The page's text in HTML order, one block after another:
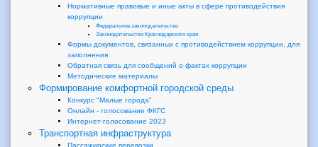
Нормативные правовые и иные акты в сфере противодействия
коррупции
Федеральное законодательство
Законодательство Краснодарского края
Формы документов, связанных с противодействием коррупции, для
заполнения
Обратная связь для сообщений о фактах коррупции
Методические материалы
Формирование комфортной городской среды
Конкурс "Малые города"
Онлайн - голосование ФКГС
Интернет-голосование 2023
Транспортная инфраструктура
Пассажирские перевозки